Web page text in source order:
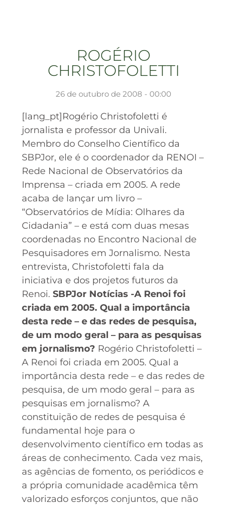
ROGÉRIO
CHRISTOFOLETTI
26 de outubro de 2008 - 00:00
[lang_pt]Rogério Christofoletti é
jornalista e professor da Univali.
Membro do Conselho Científico da
SBPJor, ele é o coordenador da RENOI –
Rede Nacional de Observatórios da
Imprensa – criada em 2005. A rede
acaba de lançar um livro –
“Observatórios de Mídia: Olhares da
Cidadania” – e está com duas mesas
coordenadas no Encontro Nacional de
Pesquisadores em Jornalismo. Nesta
entrevista, Christofoletti fala da
iniciativa e dos projetos futuros da
Renoi. SBPJor Notícias -A Renoi foi
criada em 2005. Qual a importância
desta rede – e das redes de pesquisa,
de um modo geral – para as pesquisas
em jornalismo? Rogério Christofoletti –
A Renoi foi criada em 2005. Qual a
importância desta rede – e das redes de
pesquisa, de um modo geral – para as
pesquisas em jornalismo? A
constituição de redes de pesquisa é
fundamental hoje para o
desenvolvimento científico em todas as
áreas de conhecimento. Cada vez mais,
as agências de fomento, os periódicos e
a própria comunidade acadêmica têm
valorizado esforços conjuntos, que não